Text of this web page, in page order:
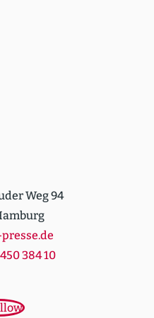
Weg 94
384 10